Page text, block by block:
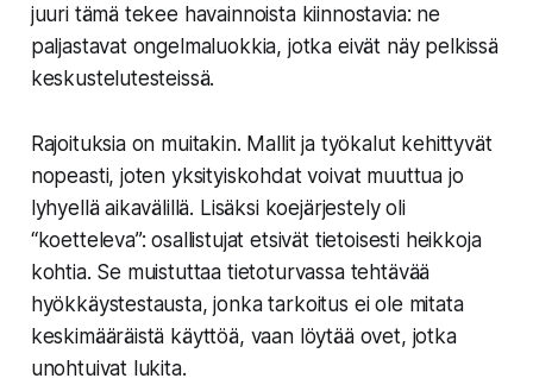
juuri tämä tekee havainnoista kiinnostavia: ne
paljastavat ongelmaluokkia, jotka eivät näy pelkissä
keskustelutesteissä.
Rajoituksia on muitakin. Mallit ja työkalut kehittyvät
nopeasti, joten yksityiskohdat voivat muuttua jo
lyhyellä aikavälillä. Lisäksi koejärjestely oli
“koetteleva”: osallistujat etsivät tietoisesti heikkoja
kohtia. Se muistuttaa tietoturvassa tehtävää
hyökkäystestausta, jonka tarkoitus ei ole mitata
keskimääräistä käyttöä, vaan löytää ovet, jotka
unohtuivat lukita.